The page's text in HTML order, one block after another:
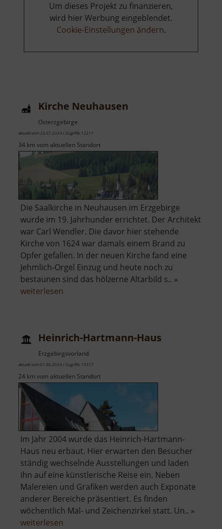
Um dieses Projekt zu finanzieren,
wird hier Werbung eingeblendet.
Cookie-Einstellungen ändern.
Kirche Neuhausen
Osterzgebirge
aktuell vom 23.07.2024 / Zugriffe: 12211
34 km vom aktuellen Standort
Die Saalkirche in Neuhausen im Erzgebirge
wurde im 19. Jahrhunder errichtet. Der Architekt
war Carl Wendler. Die davor hier stehende
Kirche von 1624 war damals einem Brand zu
Opfer gefallen. In der neuen Kirche fand eine
Jehmlich-Orgel Einzug und heute noch zu
bestaunen sind das hölzerne Altarbild s.. »
weiterlesen
Heinrich-Hartmann-Haus
Erzgebirgsvorland
aktuell vom 01.06.2024 / Zugriffe: 10317
24 km vom aktuellen Standort
Im Jahr 2004 wurde das Heinrich-Hartmann-
Haus neu erbaut. Hier erwarten den Besucher
ständig wechselnde Ausstellungen und laden
ihn auf eine künstlerische Reise ein. Neben
Malereien und Grafiken werden auch Exponate
anderer Bereiche präsentiert. Es finden
wöchentlich Mal- und Zeichenzirkel statt. Un.. »
weiterlesen